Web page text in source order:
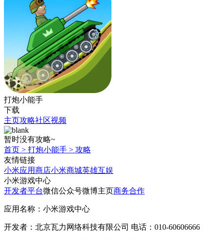
打炮小能手
下载
主页攻略社区视频
暂时没有攻略~
首页 > 打炮小能手 > 攻略
友情链接
小米应用商店小米商城英雄互娱
小米游戏中心
开发者平台微信公众号微博主页商务合作
应用名称：小米游戏中心
开发者：北京瓦力网络科技有限公司 电话：010-60606666